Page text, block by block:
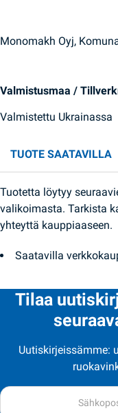
Monomakh Oyj,
Valmistusmaa /
Valmistettu Ukrainassa
TUOTE SAATAVILLA
Tuotetta löytyy
valikoimasta. Tarkista
yhteyttä kauppiaaseen.
Saatavilla
Tilaa
Uutiskirjeissämme: